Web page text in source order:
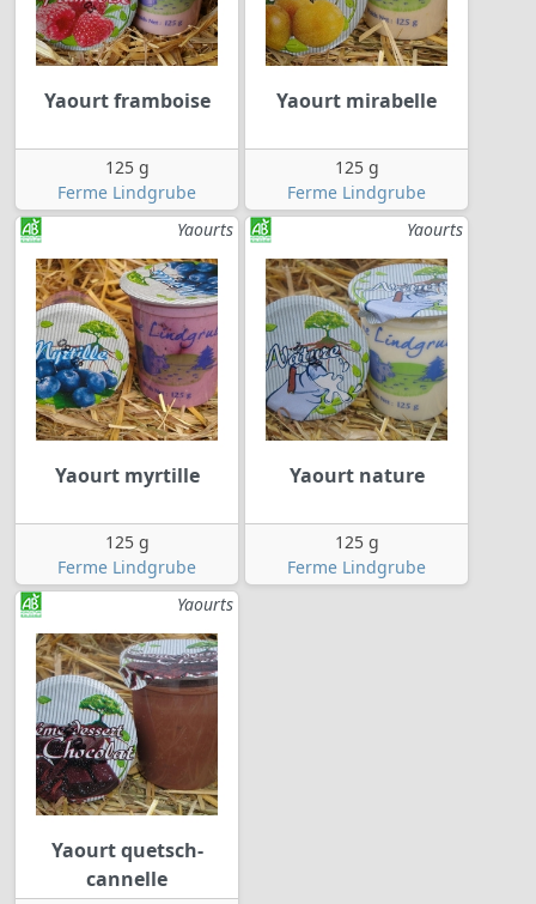
Yaourt framboise
125 g
Ferme Lindgrube
Yaourt mirabelle
125 g
Ferme Lindgrube
Yaourts
Yaourt myrtille
125 g
Ferme Lindgrube
Yaourts
Yaourt nature
125 g
Ferme Lindgrube
Yaourts
Yaourt quetsch-
cannelle